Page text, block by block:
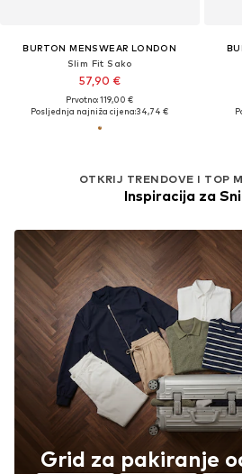
BURTON MENSWEAR LONDON
Slim Fit Sako
57,90 €
Prvotno: 119,00 €
Posljednja najniža cijena:34,74 €
OTKRIJ TRENDOVE I TOP
Inspiracija za
Grid za pakiranje